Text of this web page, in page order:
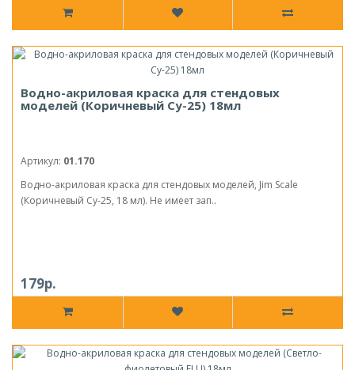
Водно-акриловая краска для стендовых
моделей (Коричневый Су-25) 18мл
Артикул: 01.170
Водно-акриловая краска для стендовых моделей, Jim Scale
(Коричневый Су-25, 18 мл). Не имеет зап..
179р.